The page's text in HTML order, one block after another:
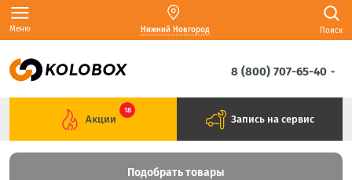
Меню Нижний Новгород Поиск
8 (800) 707-65-40
Акции
18
Запись на сервис
Подобрать товары